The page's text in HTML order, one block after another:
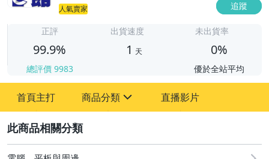
人氣賣家 追蹤
正評
99.9%
總評價 9983
出貨速度
1 天
未出貨率
0%
優於全站平均
首頁主打 商品分類 直播影片